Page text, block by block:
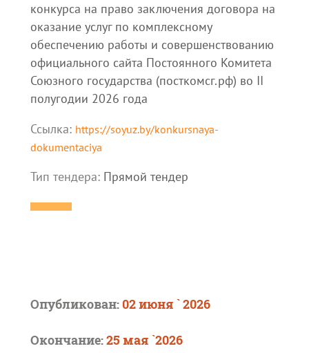
конкурса на право заключения договора на
оказание услуг по комплексному
обеспечению работы и совершенствованию
официального сайта Постоянного Комитета
Союзного государства (посткомсг.рф) во II
полугодии 2026 года
Ссылка: https://soyuz.by/konkursnaya-
dokumentaciya
Тип тендера: Прямой тендер
Опубликован:02 июня ` 2026
Окончание:25 мая `2026